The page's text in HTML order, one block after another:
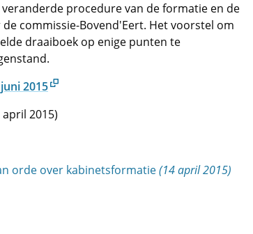
procedure van de formatie en de
commissie-Bovend'Eert. Het voorstel om
draaiboek op enige punten te
2015
april 2015)
orde over kabinetsformatie(14 april 2015)